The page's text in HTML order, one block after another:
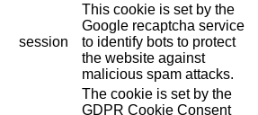
session
This cookie is set by the
Google recaptcha service
to identify bots to protect
the website against
malicious spam attacks.
The cookie is set by the
GDPR Cookie Consent